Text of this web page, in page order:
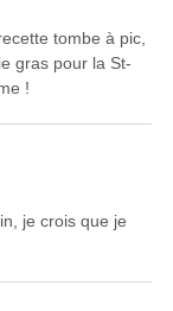
tombe à pic,
gras pour la St-
!
je crois que je